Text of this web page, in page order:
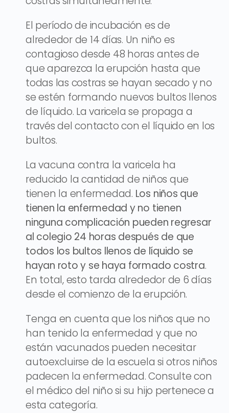
El período de incubación es de
alrededor de 14 días. Un niño es
contagioso desde 48 horas antes de
que aparezca la erupción hasta que
todas las costras se hayan secado y no
se estén formando nuevos bultos llenos
de líquido. La varicela se propaga a
través del contacto con el líquido en los
bultos.
La vacuna contra la varicela ha
reducido la cantidad de niños que
tienen la enfermedad. Los niños que
tienen la enfermedad y no tienen
ninguna complicación pueden regresar
al colegio 24 horas después de que
todos los bultos llenos de líquido se
hayan roto y se haya formado costra.
En total, esto tarda alrededor de 6 días
desde el comienzo de la erupción.
Tenga en cuenta que los niños que no
han tenido la enfermedad y que no
están vacunados pueden necesitar
autoexcluirse de la escuela si otros niños
padecen la enfermedad. Consulte con
el médico del niño si su hijo pertenece a
esta categoría.